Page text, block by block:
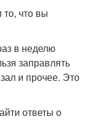
то, что вы
в неделю
заправлять
и прочее. Это
ответы о